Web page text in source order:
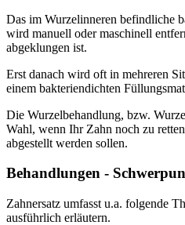
Das im Wurzelinneren befindliche
wird manuell oder maschinell
abgeklungen ist.
Erst danach wird oft in mehreren
einem bakteriendichten
Die Wurzelbehandlung, bzw.
Wahl, wenn Ihr Zahn noch zu
abgestellt werden sollen.
Behandlungen -
Zahnersatz umfasst u.a. folgende
ausführlich erläutern.